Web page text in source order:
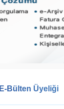
E-Bülten Üyeliği